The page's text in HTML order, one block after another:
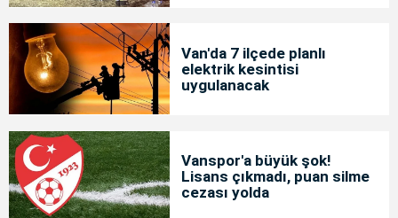
Van'da 7 ilçede planlı
elektrik kesintisi
uygulanacak
Vanspor'a büyük şok!
Lisans çıkmadı, puan silme
cezası yolda